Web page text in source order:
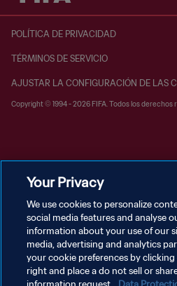
POLÍTICA DE PRIVACIDAD
TÉRMINOS DE SERVICIO
AJUSTAR LA CONFIGURACIÓN DE LAS
Copyright © 1994 - 2026 FIFA. Todos los derechos
Your Privacy
We use cookies to personalize
social media features and analyse
information about your use of our
media, advertising and analytics
your cookie preferences by
right and place a do not sell or